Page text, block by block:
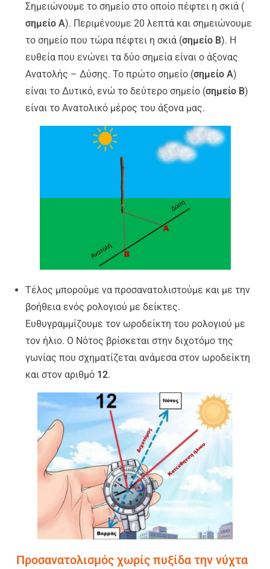
Σημειώνουμε το σημείο στο οποίο πέφτει η σκιά (
σημείο Α). Περιμένουμε 20 λεπτά και σημειώνουμε
το σημείο που τώρα πέφτει η σκιά (σημείο Β). Η
ευθεία που ενώνει τα δύο σημεία είναι ο άξονας
Ανατολής – Δύσης. Το πρώτο σημείο (σημείο Α)
είναι το Δυτικό, ενώ το δεύτερο σημείο (σημείο Β)
είναι το Ανατολικό μέρος του άξονα μας.
Τέλος μπορούμε να προσανατολιστούμε και με την
βοήθεια ενός ρολογιού με δείκτες.
Ευθυγραμμίζουμε τον ωροδείκτη του ρολογιού με
τον ήλιο. Ο Νότος βρίσκεται στην διχοτόμο της
γωνίας που σχηματίζεται ανάμεσα στον ωροδείκτη
και στον αριθμό 12.
Προσανατολισμός χωρίς πυξίδα την νύχτα